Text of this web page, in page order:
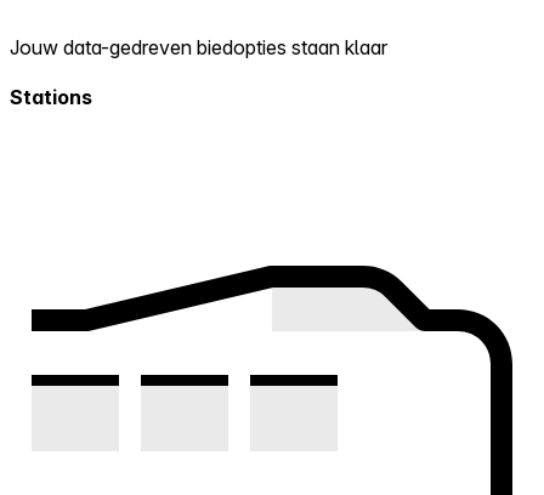
Jouw data-gedreven biedopties staan klaar
Stations